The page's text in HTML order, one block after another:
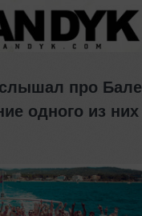
про
одного из них